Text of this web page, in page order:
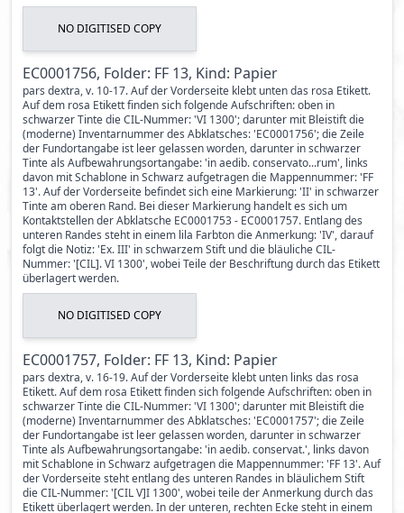
NO DIGITISED COPY
EC0001756, Folder: FF 13, Kind: Papier
pars dextra, v. 10-17. Auf der Vorderseite klebt unten das rosa Etikett.
Auf dem rosa Etikett finden sich folgende Aufschriften: oben in
schwarzer Tinte die CIL-Nummer: 'VI 1300'; darunter mit Bleistift die
(moderne) Inventarnummer des Abklatsches: 'EC0001756'; die Zeile
der Fundortangabe ist leer gelassen worden, darunter in schwarzer
Tinte als Aufbewahrungsortangabe: 'in aedib. conservato...rum', links
davon mit Schablone in Schwarz aufgetragen die Mappennummer: 'FF
13'. Auf der Vorderseite befindet sich eine Markierung: 'II' in schwarzer
Tinte am oberen Rand. Bei dieser Markierung handelt es sich um
Kontaktstellen der Abklatsche EC0001753 - EC0001757. Entlang des
unteren Randes steht in einem lila Farbton die Anmerkung: 'IV', darauf
folgt die Notiz: 'Ex. III' in schwarzem Stift und die bläuliche CIL-
Nummer: '[CIL]. VI 1300', wobei Teile der Beschriftung durch das Etikett
überlagert werden.
NO DIGITISED COPY
EC0001757, Folder: FF 13, Kind: Papier
pars dextra, v. 16-19. Auf der Vorderseite klebt unten links das rosa
Etikett. Auf dem rosa Etikett finden sich folgende Aufschriften: oben in
schwarzer Tinte die CIL-Nummer: 'VI 1300'; darunter mit Bleistift die
(moderne) Inventarnummer des Abklatsches: 'EC0001757'; die Zeile
der Fundortangabe ist leer gelassen worden, darunter in schwarzer
Tinte als Aufbewahrungsortangabe: 'in aedib. conservat.', links davon
mit Schablone in Schwarz aufgetragen die Mappennummer: 'FF 13'. Auf
der Vorderseite steht entlang des unteren Randes in bläulichem Stift
die CIL-Nummer: '[CIL V]I 1300', wobei teile der Anmerkung durch das
Etikett überlagert werden. In der unteren, rechten Ecke steht in einem